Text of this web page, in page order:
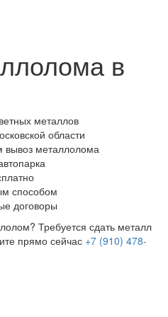
в
металлов
области
вывоз металлолома
способом
договоры
Требуется сдать металл
прямо сейчас +7 (910) 478-